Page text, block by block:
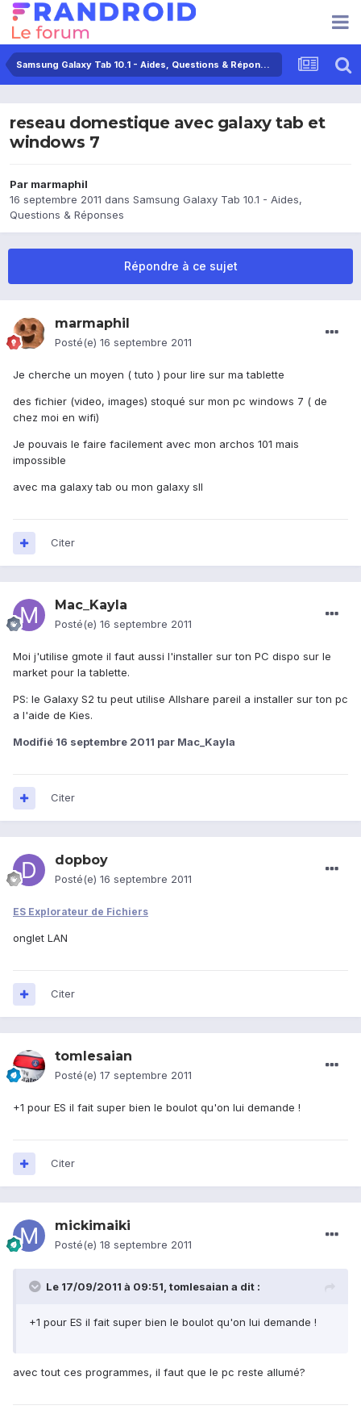
Samsung Galaxy Tab 10.1 - Aides, Questions & Réponses
reseau domestique avec galaxy tab et
windows 7
Par marmaphil
16 septembre 2011 dans Samsung Galaxy Tab 10.1 - Aides,
Questions & Réponses
Répondre à ce sujet
marmaphil
Posté(e) 16 septembre 2011
Je cherche un moyen ( tuto ) pour lire sur ma tablette
des fichier (video, images) stoqué sur mon pc windows 7 ( de
chez moi en wifi)
Je pouvais le faire facilement avec mon archos 101 mais
impossible
avec ma galaxy tab ou mon galaxy sII
Citer
Mac_Kayla
Posté(e) 16 septembre 2011
Moi j'utilise gmote il faut aussi l'installer sur ton PC dispo sur le
market pour la tablette.
PS: le Galaxy S2 tu peut utilise Allshare pareil a installer sur ton pc
a l'aide de Kies.
Modifié 16 septembre 2011 par Mac_Kayla
Citer
dopboy
Posté(e) 16 septembre 2011
ES Explorateur de Fichiers
onglet LAN
Citer
tomlesaian
Posté(e) 17 septembre 2011
+1 pour ES il fait super bien le boulot qu'on lui demande !
Citer
mickimaiki
Posté(e) 18 septembre 2011
Le 17/09/2011 à 09:51, tomlesaian a dit :
+1 pour ES il fait super bien le boulot qu'on lui demande !
avec tout ces programmes, il faut que le pc reste allumé?